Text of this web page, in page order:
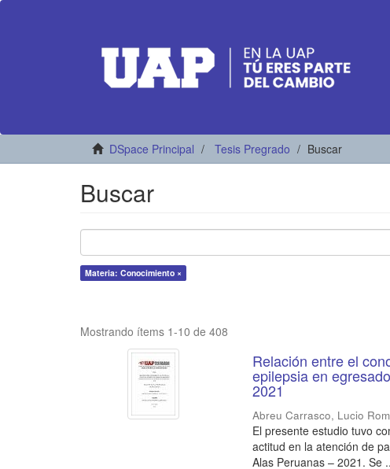
DSpace Principal Tesis Pregrado Buscar
Buscar
Materia: Conocimiento ×
Mostrando ítems 1-10 de 408
Relación entre el
epilepsia en
2021
Abreu Carrasco, Lucio
El presente estudio tuvo
actitud en la atención de
Alas Peruanas – 2021. Se